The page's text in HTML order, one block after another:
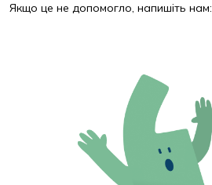
Якщо це не допомогло, напишіть нам: